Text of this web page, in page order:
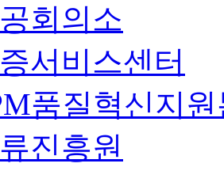
회의소
서비스센터
품질혁신지
진흥원